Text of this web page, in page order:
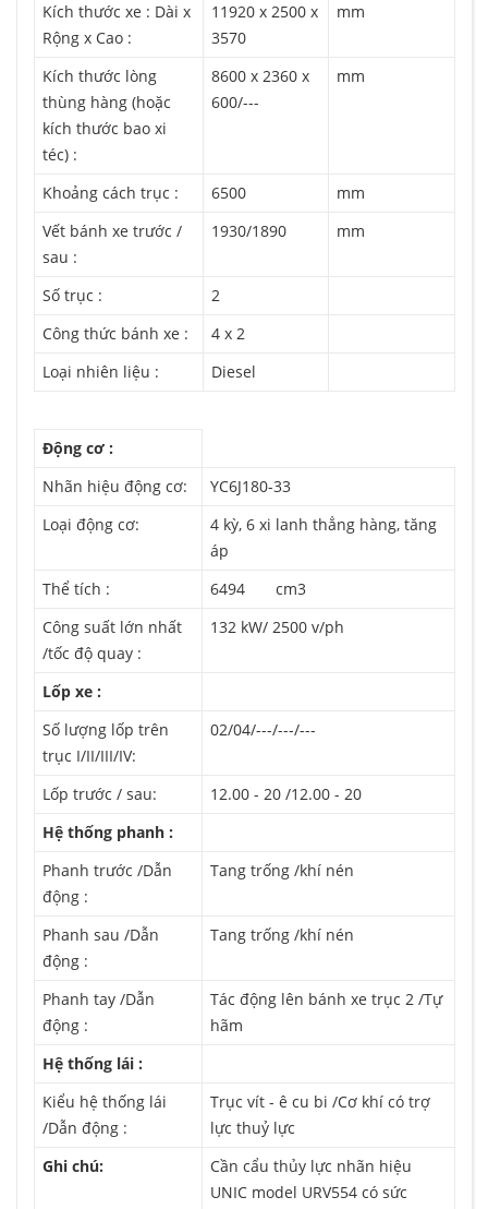
Kích thước xe : Dài x
Rộng x Cao :
11920 x 2500 x
3570
mm
Kích thước lòng
thùng hàng (hoặc
kích thước bao xi
téc) :
8600 x 2360 x
600/---
mm
Khoảng cách trục : 6500
mm
Vết bánh xe trước /
sau :
1930/1890 mm
Số trục :
2
Công thức bánh xe :
4 x 2
Loại nhiên liệu :
Diesel
Động cơ :
Nhãn hiệu động cơ:
YC6J180-33
Loại động cơ:
4 kỳ, 6 xi lanh thẳng hàng, tăng
áp
Thể tích :
6494 cm3
Công suất lớn nhất
/tốc độ quay :
132 kW/ 2500 v/ph
Lốp xe :
Số lượng lốp trên
trục I/II/III/IV:
02/04/---/---/---
Lốp trước / sau:
12.00 - 20 /12.00 - 20
Hệ thống phanh :
Phanh trước /Dẫn
động :
Tang trống /khí nén
Phanh sau /Dẫn
động :
Tang trống /khí nén
Phanh tay /Dẫn
động :
Tác động lên bánh xe trục 2 /Tự
hãm
Hệ thống lái :
Kiểu hệ thống lái
/Dẫn động :
Trục vít - ê cu bi /Cơ khí có trợ
lực thuỷ lực
Ghi chú:
Cần cẩu thủy lực nhãn hiệu
UNIC model URV554 có sức